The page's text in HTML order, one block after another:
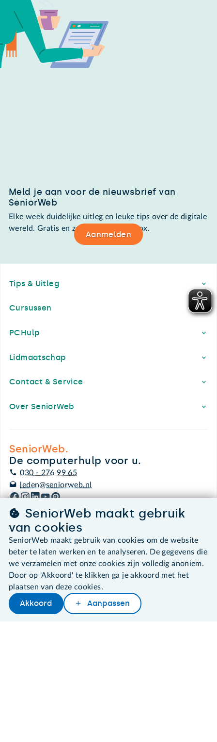
Later lezenDelenWoordenboek
Meld je aan voor de nieuwsbrief van
SeniorWeb
Elke week duidelijke uitleg en leuke tips over de digitale
wereld. Gratis en zomaar in de mailbox.
Aanmelden
Tips & Uitleg
Cursussen
PCHulp
Lidmaatschap
Contact & Service
Over SeniorWeb
SeniorWeb.
De computerhulp voor u.
030 - 276 99 65
leden@seniorweb.nl
©2026 SeniorWeb
Algemene voorwaarden
Cookies en cookie-instellingen
Disclaimer
Privacybeleid
About SeniorWeb
SeniorWeb maakt gebruik
van cookies
SeniorWeb maakt gebruik van cookies om de website
beter te laten werken en te analyseren. De gegevens die
we verzamelen met onze cookies zijn volledig anoniem.
Door op 'Akkoord' te klikken ga je akkoord met het
plaatsen van deze cookies.
Akkoord Aanpassen